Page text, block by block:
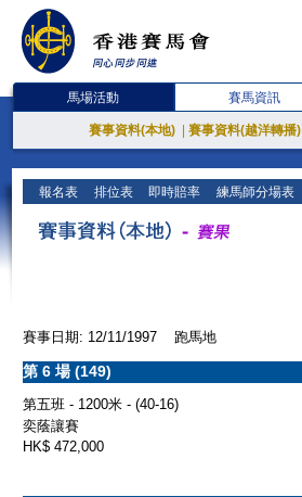
馬場活動 賽馬資訊
賽事資料(本地) 賽事資料(越洋轉播)
報名表 排位表 即時賠率 練馬師分場表
賽事日期: 12/11/1997 跑馬地
第 6 場 (149)
第五班 - 1200米 - (40-16)
奕蔭讓賽
HK$ 472,000